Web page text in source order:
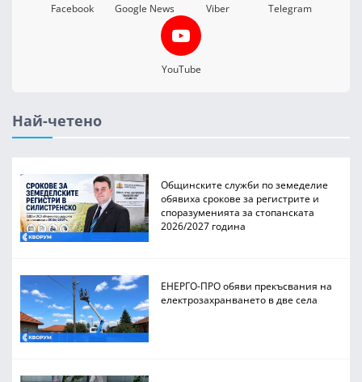
Facebook Google News Viber Telegram
YouTube
Най-четено
Общинските служби по земеделие
обявиха срокове за регистрите и
споразуменията за стопанската
2026/2027 година
ЕНЕРГО-ПРО обяви прекъсвания на
електрозахранването в две села